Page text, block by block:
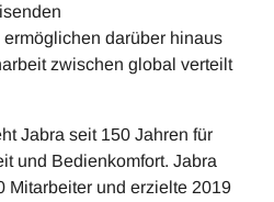
darüber hinaus
zwischen global verteilt
Jabra seit 150 Jahren für
und Bedienkomfort. Jabra
Mitarbeiter und erzielte 2019